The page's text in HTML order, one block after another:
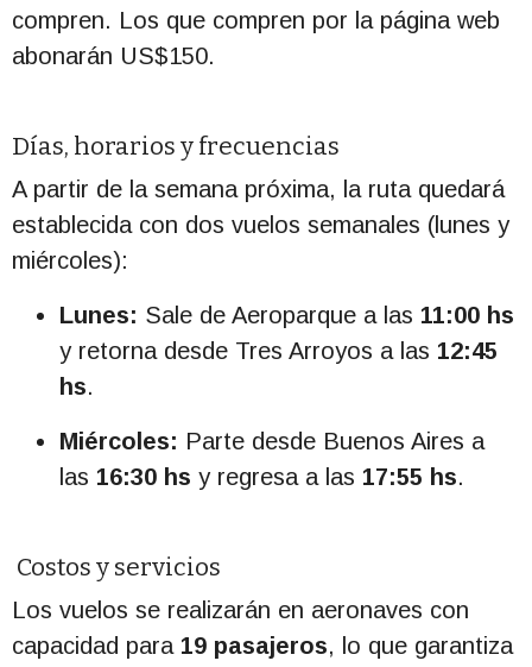
compren. Los que compren por la página web
abonarán US$150.
Días, horarios y frecuencias
A partir de la semana próxima, la ruta quedará
establecida con dos vuelos semanales (lunes y
miércoles):
Lunes: Sale de Aeroparque a las 11:00 hs
y retorna desde Tres Arroyos a las 12:45
hs.
Miércoles: Parte desde Buenos Aires a
las 16:30 hs y regresa a las 17:55 hs.
Costos y servicios
Los vuelos se realizarán en aeronaves con
capacidad para 19 pasajeros, lo que garantiza